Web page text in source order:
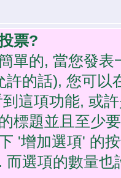
票?
單的, 當您發
許的話), 您可以
這項功能, 或
標題並且至少
'增加選項' 的
而選項的數量